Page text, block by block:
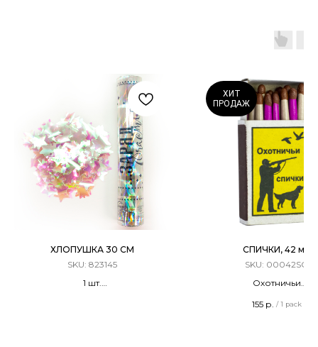
ХЛОПУШКА 30 СМ
SKU: 823145
1 шт.
ХИТ
ПРОДАЖ
СПИЧКИ, 42 мм
SKU: 00042SO
Охотничьи
Длина - 42 мм
155 р. / 1 pack